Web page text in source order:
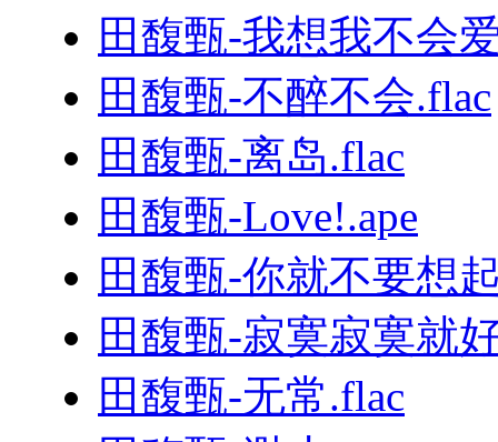
田馥甄-我想我不会
田馥甄-不醉不会.flac
田馥甄-离岛.flac
田馥甄-Love!.ape
田馥甄-你就不要想
田馥甄-寂寞寂寞就
田馥甄-无常.flac